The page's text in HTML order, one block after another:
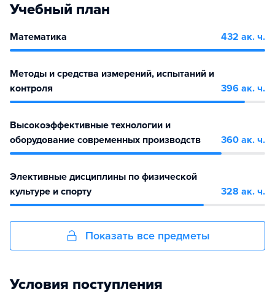
Учебный план
Математика 432 ак. ч.
Методы и средства измерений, испытаний и
контроля
396 ак. ч.
Высокоэффективные технологии и
оборудование современных производств
360 ак. ч.
Элективные дисциплины по физической
культуре и спорту
328 ак. ч.
Показать все предметы
Условия поступления